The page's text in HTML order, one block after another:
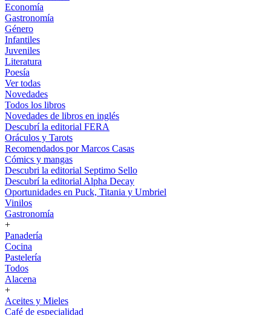
Economía
Gastronomía
Género
Infantiles
Juveniles
Literatura
Poesía
Ver todas
Novedades
Todos los libros
Novedades de libros en inglés
Descubrí la editorial FERA
Oráculos y Tarots
Recomendados por Marcos Casas
Cómics y mangas
Descubri la editorial Septimo Sello
Descubrí la editorial Alpha Decay
Oportunidades en Puck, Titania y Umbriel
Vinilos
Gastronomía
+
Panadería
Cocina
Pastelería
Todos
Alacena
+
Aceites y Mieles
Café de especialidad